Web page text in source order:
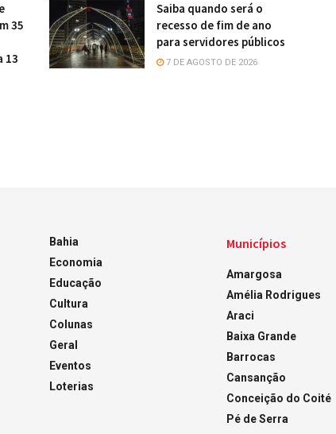
35
13
Saiba quando será o
recesso de fim de ano
para servidores públicos
7 DE AGOSTO DE 2026
Bahia
Economia
Educação
Cultura
Colunas
Geral
Eventos
Loterias
Municípios
Amargosa
Amélia Rodrigues
Araci
Baixa Grande
Barrocas
Cansanção
Conceição do Coité
Pé de Serra